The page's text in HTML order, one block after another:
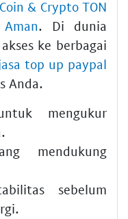
& Crypto TON
. Di dunia
ke berbagai
top up paypal
Anda.
mengukur
mendukung
sebelum